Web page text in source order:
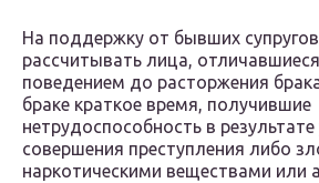
На поддержку от бывших
рассчитывать лица,
поведением до расторжения
браке краткое время, получившие
нетрудоспособность в
совершения преступления либо
наркотическими веществами или